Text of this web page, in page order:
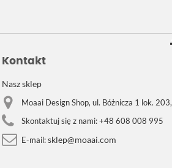
Kontakt
Nasz sklep
Moaai Design Shop, ul. Bóżnicza 1 lok.
Skontaktuj się z nami:+48 608 008 995
E-mail:sklep@moaai.com